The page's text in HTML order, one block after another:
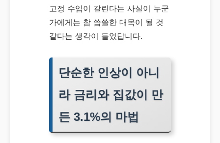
고정 수입이 갈린다는 사실이 누군
가에게는 참 씁쓸한 대목이 될 것
같다는 생각이 들었답니다.
단순한 인상이 아니
라 금리와 집값이 만
든 3.1%의 마법